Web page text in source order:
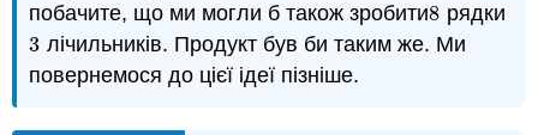
побачите, що ми могли б також зробити8
8 рядки
3
3 лічильників. Продукт був би таким же. Ми
повернемося до цієї ідеї пізніше.